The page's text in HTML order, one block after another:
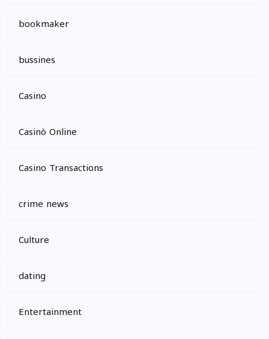
bookmaker
bussines
Casino
Casinò Online
Casino Transactions
crime news
Culture
dating
Entertainment